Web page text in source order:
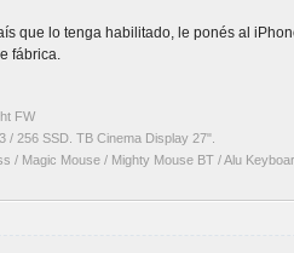
que lo tenga habilitado, le ponés al
fábrica.
FW
256 SSD. TB Cinema Display 27".
/ Magic Mouse / Mighty Mouse BT / Alu